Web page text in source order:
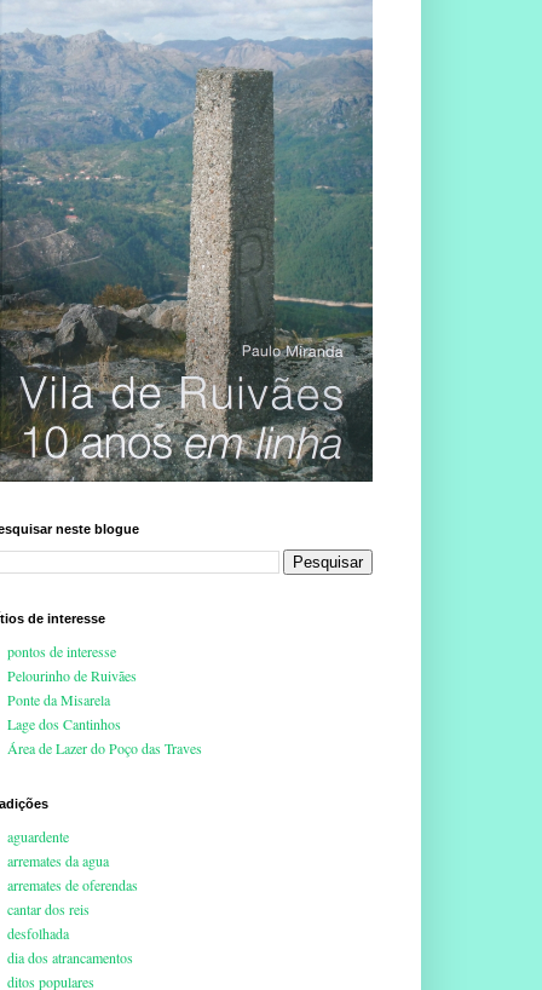
neste blogue
de interesse
pontos de interesse
Pelourinho de Ruivães
Ponte da Misarela
Lage dos Cantinhos
Área de Lazer do Poço das Traves
aguardente
arremates da agua
arremates de oferendas
cantar dos reis
desfolhada
dia dos atrancamentos
ditos populares